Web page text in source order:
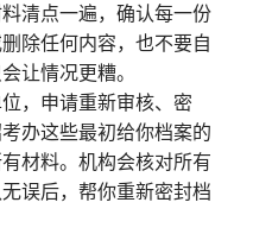
清点一遍，确认每一份
除任何内容，也不要自
让情况更糟。
，申请重新审核、密
办这些最初给你档案的
材料。机构会核对所有
误后，帮你重新密封档